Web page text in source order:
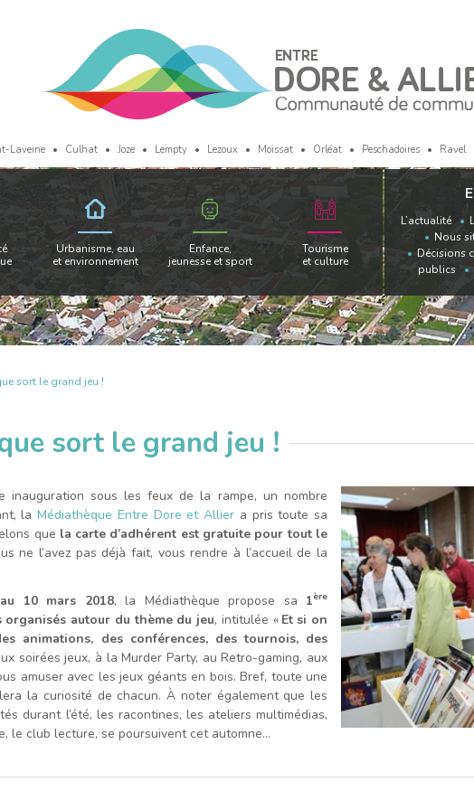
Laveine Culhat Joze Lempty Lezoux Moissat Orléat Peschadoires Ravel
Urbanisme, eau
et environnement
Enfance,
jeunesse et sport
Tourisme
et culture
L’actualité
Nous
Décisions
publics
sort le grand jeu !
sort le grand jeu !
inauguration sous les feux de la rampe, un nombre
la Médiathèque Entre Dore et Allier a pris toute sa
que la carte d’adhérent est gratuite pour tout le
ne l’avez pas déjà fait, vous rendre à l’accueil de la
10 mars 2018, la Médiathèque propose sa 1ère
autour du thème du jeu, intitulée « Et si on
animations, des conférences, des tournois, des
soirées jeux, à la Murder Party, au Retro-gaming, aux
amuser avec les jeux géants en bois. Bref, toute une
la curiosité de chacun. À noter également que les
durant l’été, les racontines, les ateliers multimédias,
le club lecture, se poursuivent cet automne…